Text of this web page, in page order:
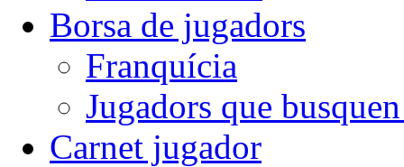
Borsa de jugadors
Franquícia
Jugadors que
Carnet jugador